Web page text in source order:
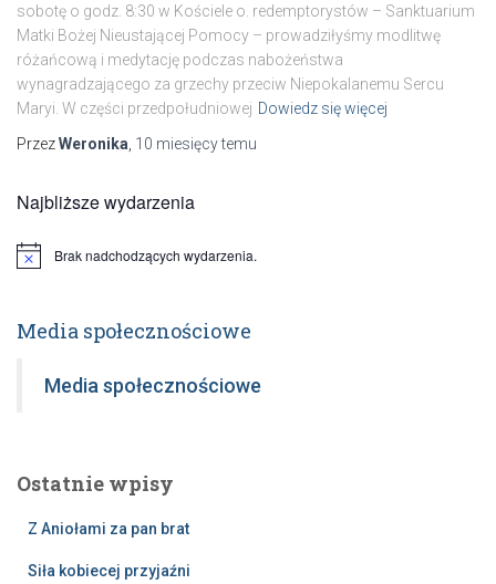
sobotę o godz. 8:30 w Kościele o. redemptorystów – Sanktuarium
Matki Bożej Nieustającej Pomocy – prowadziłyśmy modlitwę
różańcową i medytację podczas nabożeństwa
wynagradzającego za grzechy przeciw Niepokalanemu Sercu
Maryi. W części przedpołudniowej Dowiedz się więcej
PrzezWeronika 10 miesięcytemu
Najbliższe wydarzenia
Powiadomienie
Brak nadchodzących wydarzenia.
Media społecznościowe
Media społecznościowe
Ostatnie wpisy
Z Aniołami za pan brat
Siła kobiecej przyjaźni